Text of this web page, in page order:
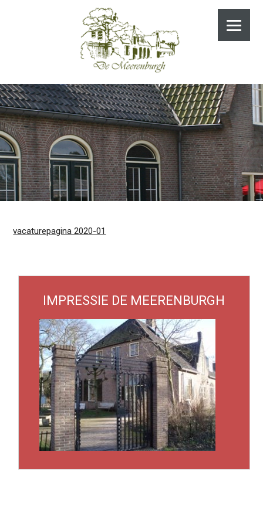
vacaturepagina 2020-01
IMPRESSIE DE MEERENBURGH